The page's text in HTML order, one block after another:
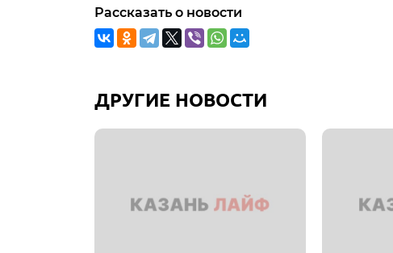
Рассказать о новости
ДРУГИЕ НОВОСТИ